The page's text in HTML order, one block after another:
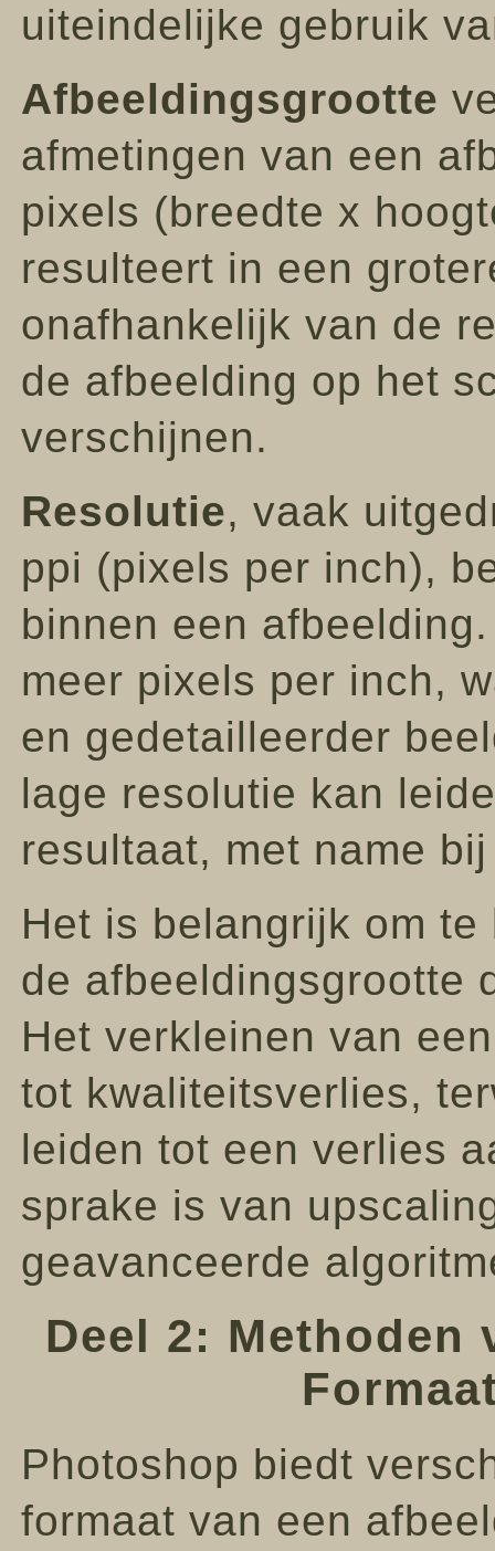
uiteindelijke gebruik
Afbeeldingsgrootte
afmetingen van een
pixels (breedte x
resulteert in een
onafhankelijk van de
de afbeelding op het
verschijnen.
Resolutie, vaak
ppi (pixels per inch),
binnen een
meer pixels per inch,
en gedetailleerder
lage resolutie kan
resultaat, met name
Het is belangrijk om
de afbeeldingsgrootte
Het verkleinen van
tot kwaliteitsverlies,
leiden tot een verlies
sprake is van
geavanceerde
Deel 2: Methoden
Photoshop biedt
formaat van een